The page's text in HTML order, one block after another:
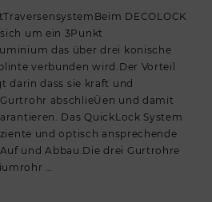
DECOLOCK
um ein 3Punkt
das über drei konische
verbunden wird.Der Vorteil
darin dass sie kraft und
abschlieÜen und damit
Das QuickLock System
und optisch ansprechende
und Abbau.Die drei Gurtrohre
…